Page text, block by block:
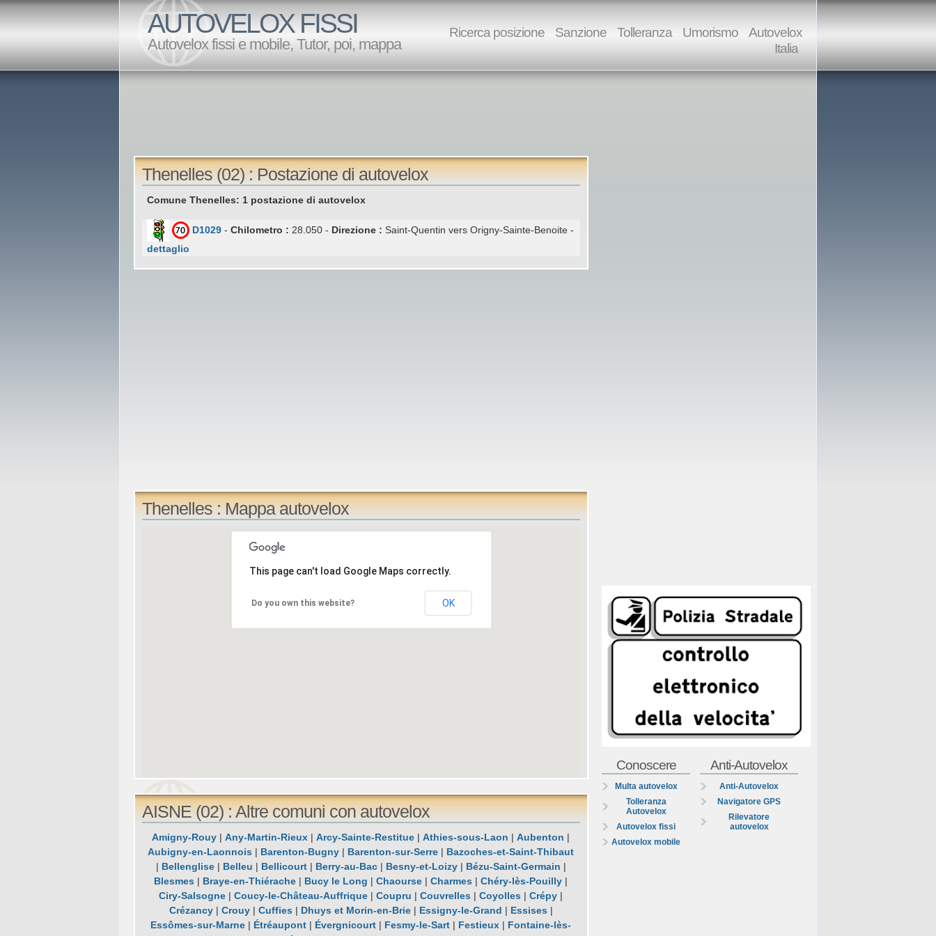
AUTOVELOX FISSI
Autovelox fissi e mobile, Tutor, poi, mappa
Ricerca posizione Sanzione Tolleranza Umorismo
Autovelox
Italia
Thenelles (02) : Postazione di autovelox
Comune Thenelles: 1 postazione di autovelox
D1029 - Chilometro : 28.050 - Direzione : Saint-Quentin vers Origny-Sainte-Benoite -
dettaglio
Thenelles : Mappa autovelox
This page can't load Google Maps correctly.
Do you own this website? OK
AISNE (02) : Altre comuni con autovelox
Amigny-Rouy |Any-Martin-Rieux |Arcy-Sainte-Restitue |Athies-sous-Laon |Aubenton |
Aubigny-en-Laonnois | Barenton-Bugny | Barenton-sur-Serre | Bazoches-et-Saint-Thibaut
| Bellenglise| Belleu | Bellicourt| Berry-au-Bac| Besny-et-Loizy| Bézu-Saint-Germain |
Blesmes | Braye-en-Thiérache | Bucy le Long |Chaourse |Charmes |Chéry-lès-Pouilly |
Ciry-Salsogne |Coucy-le-Château-Auffrique |Coupru |Couvrelles |Coyolles |Crépy |
Crézancy| Crouy| Cuffies | Dhuys et Morin-en-Brie| Essigny-le-Grand | Essises |
Essômes-sur-Marne | Étréaupont | Évergnicourt | Fesmy-le-Sart | Festieux | Fontaine-lès-
Conoscere
Multa autovelox
Tolleranza
Autovelox
Autovelox fissi
Autovelox mobile
Anti-Autovelox
Anti-Autovelox
Navigatore GPS
Rilevatore
autovelox